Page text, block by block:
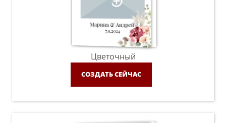
Цветочный
СОЗДАТЬ СЕЙЧАС